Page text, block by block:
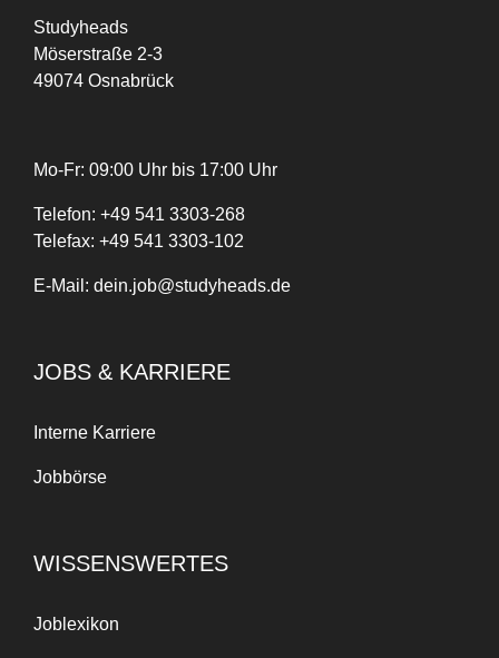
Studyheads
Möserstraße 2-3
49074 Osnabrück
Mo-Fr: 09:00 Uhr bis 17:00 Uhr
Telefon: +49 541 3303-268
Telefax: +49 541 3303-102
E-Mail: dein.job@studyheads.de
JOBS & KARRIERE
Interne Karriere
Jobbörse
WISSENSWERTES
Joblexikon